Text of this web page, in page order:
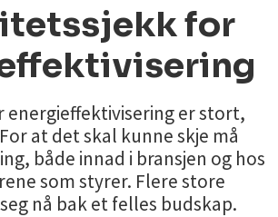
for
energieffektivisering er stort,
at det skal kunne skje må
både innad i bransjen og hos
som styrer. Flere store
nå bak et felles budskap.